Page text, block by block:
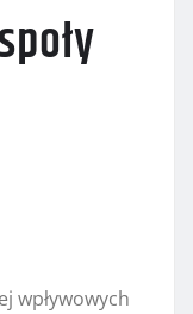
wpływowych